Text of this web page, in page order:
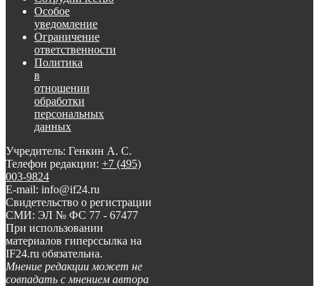
Особое
уведомление
Ограничение
ответственности
Политика
в
отношении
обработки
персональных
данных
Учредитель: Генкин А. С.
Телефон редакции: +7 (495)
003-9824
E-mail: info@if24.ru
Свидетельство о регистрации
СМИ: ЭЛ № ФС 77 - 67477
При использовании
материалов гиперссылка на
IF24.ru обязательна.
Мнение редакции может не
совпадать с мнением автора